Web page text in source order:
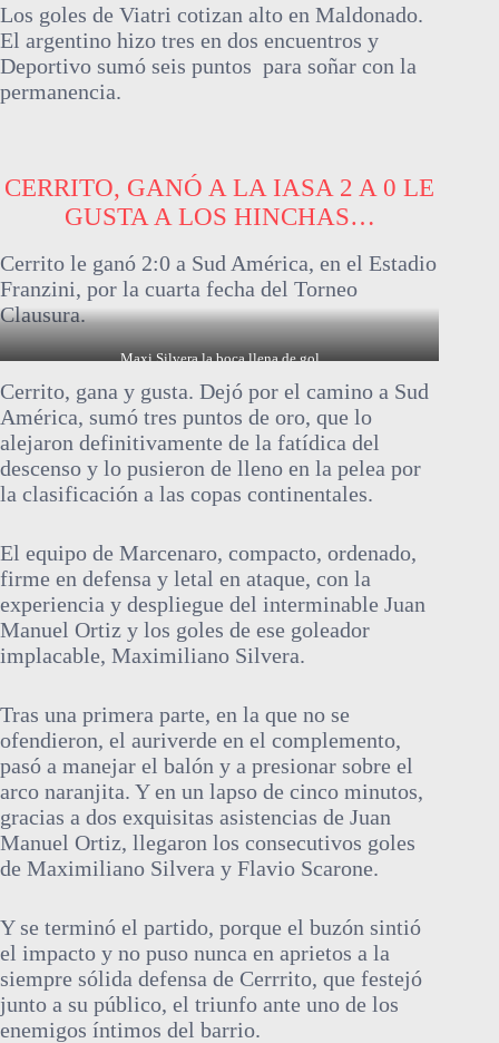
Los goles de Viatri cotizan alto en Maldonado.
El argentino hizo tres en dos encuentros y
Deportivo sumó seis puntos para soñar con la
permanencia.
CERRITO, GANÓ A LA IASA 2 A 0 LE
GUSTA A LOS HINCHAS…
Cerrito le ganó 2:0 a Sud América, en el Estadio
Franzini, por la cuarta fecha del Torneo
Clausura.
Maxi Silvera la boca llena de gol
Cerrito, gana y gusta. Dejó por el camino a Sud
América, sumó tres puntos de oro, que lo
alejaron definitivamente de la fatídica del
descenso y lo pusieron de lleno en la pelea por
la clasificación a las copas continentales.
El equipo de Marcenaro, compacto, ordenado,
firme en defensa y letal en ataque, con la
experiencia y despliegue del interminable Juan
Manuel Ortiz y los goles de ese goleador
implacable, Maximiliano Silvera.
Tras una primera parte, en la que no se
ofendieron, el auriverde en el complemento,
pasó a manejar el balón y a presionar sobre el
arco naranjita. Y en un lapso de cinco minutos,
gracias a dos exquisitas asistencias de Juan
Manuel Ortiz, llegaron los consecutivos goles
de Maximiliano Silvera y Flavio Scarone.
Y se terminó el partido, porque el buzón sintió
el impacto y no puso nunca en aprietos a la
siempre sólida defensa de Cerrrito, que festejó
junto a su público, el triunfo ante uno de los
enemigos íntimos del barrio.